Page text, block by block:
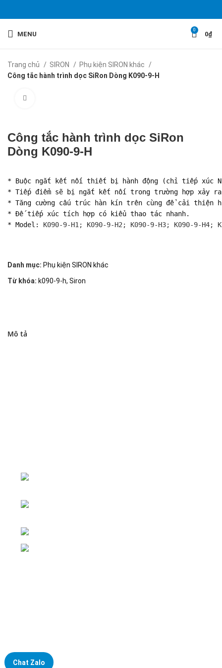
MENU
0
0₫
Trang chủ SIRON
Phụ kiện SIRON khác
Công tắc hành trình dọc SiRon Dòng K090-9-H
Công tắc hành trình dọc SiRon
Dòng K090-9-H
* Buộc ngắt kết nối thiết bị hành động (chỉ tiếp
* Tiếp điểm sẽ bị ngắt kết nối trong trường hợp xảy
* Tăng cường cấu trúc hàn kín trên cùng để cải
* Đế tiếp xúc tích hợp có kiểu thao tác nhanh.
* Model: K090-9-H1; K090-9-H2; K090-9-H3; K090-9-H4;
Danh mục: Phụ kiện SIRON khác
Từ khóa: k090-9-h, Siron
Mô tả
Chat Zalo